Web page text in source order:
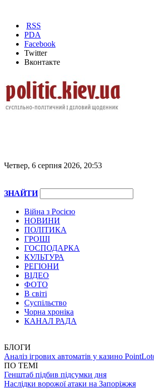
RSS
PDA
Facebook
Twitter
Вконтакте
Четвер, 6 серпня 2026, 20:53
ЗНАЙТИ
Війна з Росією
НОВИНИ
ПОЛІТИКА
ГРОШІ
ГОСПОДАРКА
КУЛЬТУРА
РЕГІОНИ
ВІДЕО
ФОТО
В світі
Суспільство
Чорна хроніка
КАНАЛ РАДА
БЛОГИ
Аналіз ігрових автоматів у казино
ПО ТЕМІ
Генштаб підбив підсумки дня
Наслідки ворожої атаки на Запоріжжя